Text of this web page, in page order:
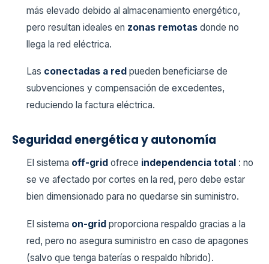
más elevado debido al almacenamiento energético,
pero resultan ideales en zonas remotas donde no
llega la red eléctrica.
Las conectadas a red pueden beneficiarse de
subvenciones y compensación de excedentes,
reduciendo la factura eléctrica.
Seguridad energética y autonomía
El sistema off-grid ofrece independencia total : no
se ve afectado por cortes en la red, pero debe estar
bien dimensionado para no quedarse sin suministro.
El sistema on-grid proporciona respaldo gracias a la
red, pero no asegura suministro en caso de apagones
(salvo que tenga baterías o respaldo híbrido).